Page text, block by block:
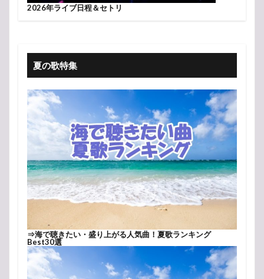
2026年ライブ日程＆セトリ
夏の歌特集
⇒海で聴きたい・盛り上がる人気曲！夏歌ランキング
Best30選